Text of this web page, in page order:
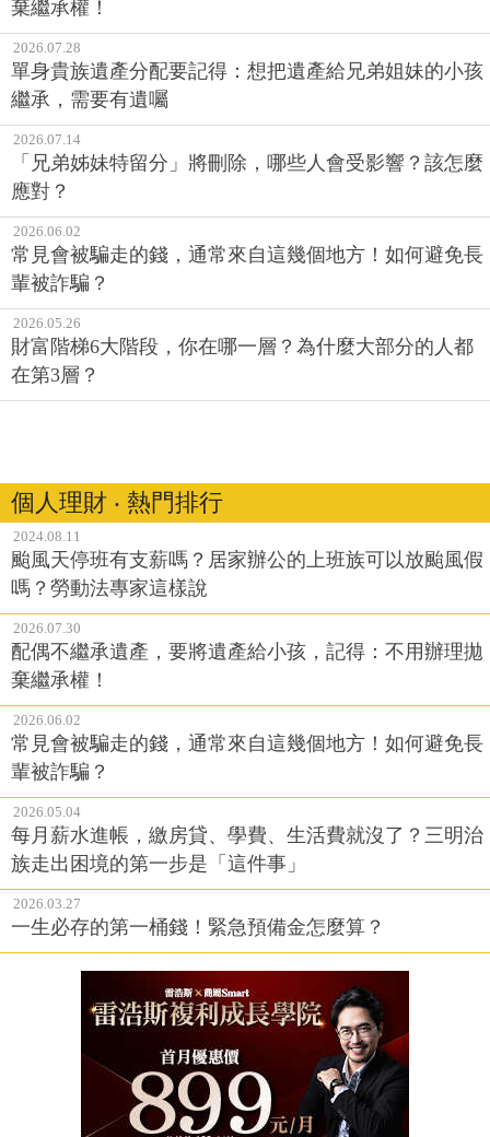
棄繼承權！
2026.07.28
單身貴族遺產分配要記得：想把遺產給兄弟姐妹的小孩
繼承，需要有遺囑
2026.07.14
「兄弟姊妹特留分」將刪除，哪些人會受影響？該怎麼
應對？
2026.06.02
常見會被騙走的錢，通常來自這幾個地方！如何避免長
輩被詐騙？
2026.05.26
財富階梯6大階段，你在哪一層？為什麼大部分的人都
在第3層？
個人理財 ‧ 熱門排行
2024.08.11
颱風天停班有支薪嗎？居家辦公的上班族可以放颱風假
嗎？勞動法專家這樣說
2026.07.30
配偶不繼承遺產，要將遺產給小孩，記得：不用辦理拋
棄繼承權！
2026.06.02
常見會被騙走的錢，通常來自這幾個地方！如何避免長
輩被詐騙？
2026.05.04
每月薪水進帳，繳房貸、學費、生活費就沒了？三明治
族走出困境的第一步是「這件事」
2026.03.27
一生必存的第一桶錢！緊急預備金怎麼算？